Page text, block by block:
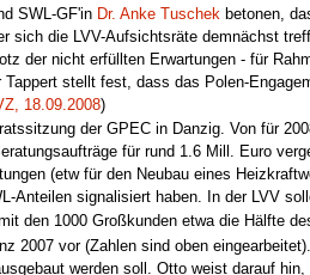
SWL-GF'in Dr. Anke Tuschekbetonen,
sich die LVV-Aufsichtsräte demnächst
der nicht erfüllten Erwartungen - für
Tappert stellt fest, dass das Polen-
18.09.2008)
der GPEC in Danzig. Von für
für rund 1.6 Mill. Euro
(etw für den Neubau eines
Anteilen signalisiert haben. In der LVV
den 1000 Großkunden etwa die Hälfte
2007 vor (Zahlen sind oben
werden soll. Otto weist darauf